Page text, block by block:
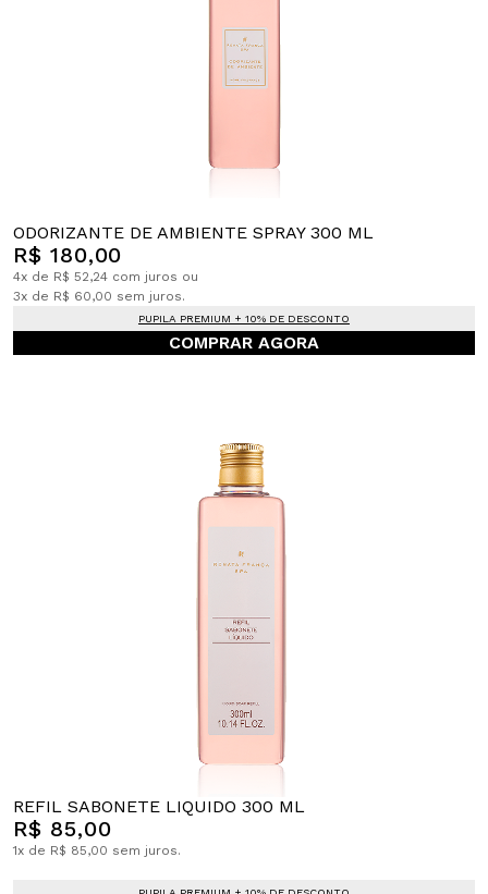
ODORIZANTE DE AMBIENTE SPRAY 300 ML
R$ 180,00
4x de R$ 52,24 com juros ou
3x de R$ 60,00 sem juros.
PUPILA PREMIUM + 10% DE DESCONTO
COMPRAR AGORA
REFIL SABONETE LIQUIDO 300 ML
R$ 85,00
1x de R$ 85,00 sem juros.